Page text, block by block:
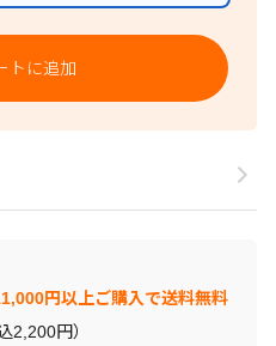
トに追加
円以上ご購入で送料無料
2,200円）